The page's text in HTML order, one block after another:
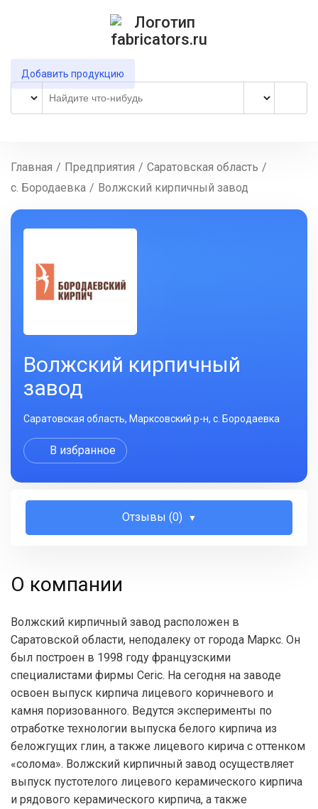
Добавить продукцию
Главная / Предприятия / Саратовская область /
с. Бородаевка / Волжский кирпичный завод
Волжский кирпичный
завод
Саратовская область, Марксовский р-н, с. Бородаевка
В избранное
Отзывы (0)
О компании
Волжский кирпичный завод расположен в
Саратовской области, неподалеку от города Маркс. Он
был построен в 1998 году французскими
специалистами фирмы Ceric. На сегодня на заводе
освоен выпуск кирпича лицевого коричневого и
камня поризованного. Ведутся эксперименты по
отработке технологии выпуска белого кирпича из
беложгущих глин, а также лицевого кирича с оттенком
«солома». Волжский кирпичный завод осуществляет
выпуск пустотелого лицевого керамического кирпича
и рядового керамического кирпича, а также